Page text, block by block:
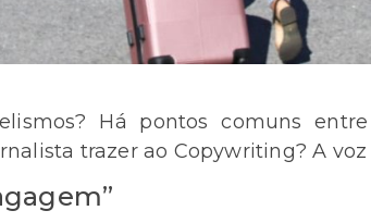
Há pontos comuns
trazer ao Copywriting? A